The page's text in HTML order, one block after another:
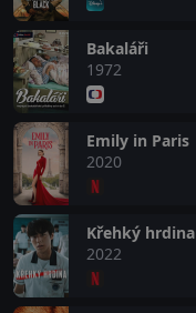
Bakaláři
1972
Emily in Paris
2020
Křehký hrdina
2022